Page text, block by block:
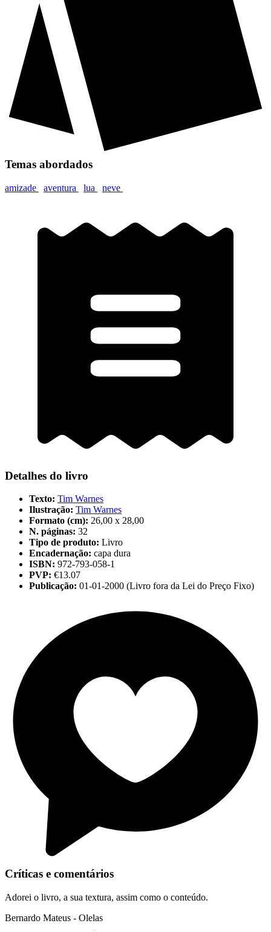
Temas abordados
amizade aventura lua neve
Detalhes do livro
Texto: Tim Warnes
Ilustração: Tim Warnes
Formato (cm): 26,00 x 28,00
N. páginas: 32
Tipo de produto: Livro
Encadernação: capa dura
ISBN: 972-793-058-1
PVP: €13.07
Publicação: 01-01-2000 (Livro fora da Lei do Preço Fixo)
Críticas e comentários
Adorei o livro, a sua textura, assim como o conteúdo.
Bernardo Mateus - Olelas